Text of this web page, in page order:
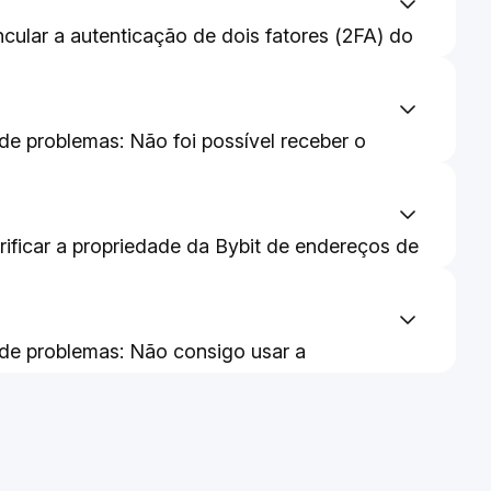
a autenticação de dois fatores (2FA) do
a sincronização de conta do Google
problemas: Não foi possível receber o
verificação de e-mail
a propriedade da Bybit de endereços de
problemas: Não consigo usar a